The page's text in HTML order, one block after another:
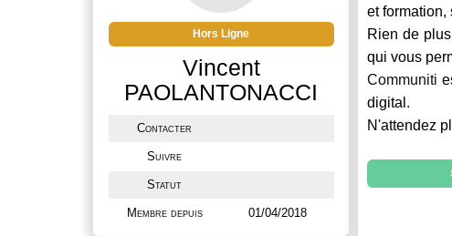
Hors Ligne
Vincent
PAOLANTONACCI
Contacter
Suivre
Statut
Membre depuis 01/04/2018
et formation,
Rien de
qui vous
Communiti
digital.
N'attendez